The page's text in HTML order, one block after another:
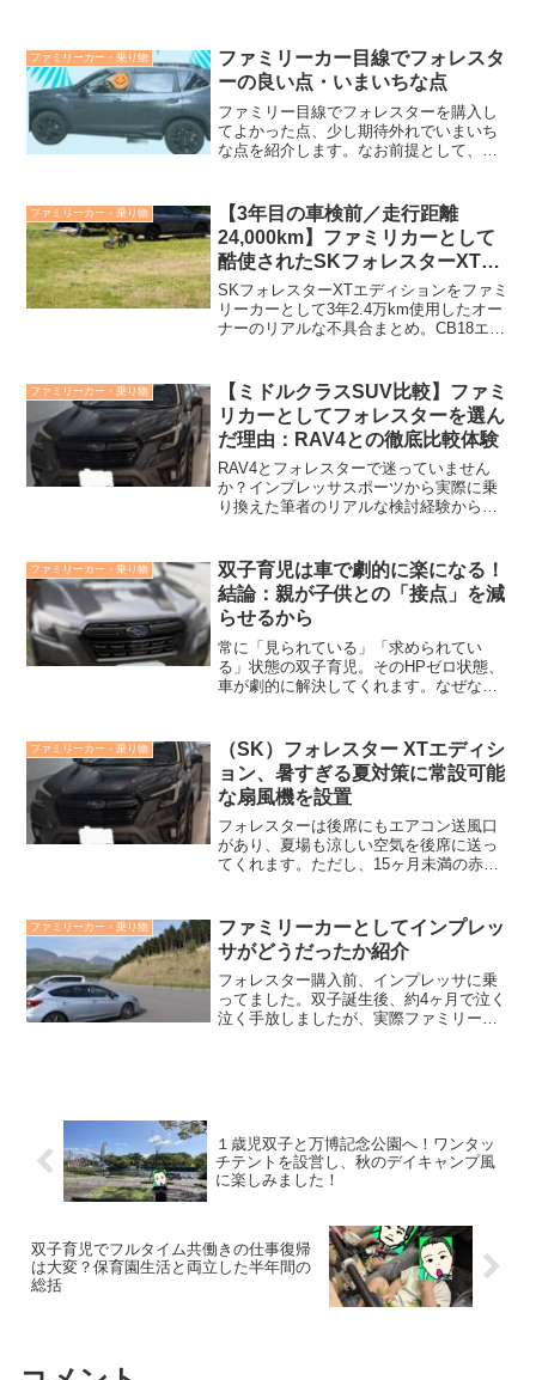
ファミリーカー・乗り物
ファミリーカー目線でフォレスタ
ーの良い点・いまいちな点
ファミリー目線でフォレスターを購入し
てよかった点、少し期待外れでいまいち
な点を紹介します。なお前提として、最
1.8lターボモデルです。
ファミリーカー・乗り物
【3年目の車検前／走行距離
24,000km】ファミリカーとして
酷使されたSKフォレスターXTエ
ディション、不具合まとめ
SKフォレスターXTエディションをファミ
リーカーとして3年2.4万km使用したオー
ナーのリアルな不具合まとめ。CB18エン
説。エンジン載せ替えで痛感した保証の
重要性も。
ファミリーカー・乗り物
【ミドルクラスSUV比較】ファミ
リカーとしてフォレスターを選ん
だ理由：RAV4との徹底比較体験
RAV4とフォレスターで迷っていません
か？インプレッサスポーツから実際に乗
り換えた筆者のリアルな検討経験から、
さなど、カタログにはないリアルな体験
談を語ります。
ファミリーカー・乗り物
双子育児は車で劇的に楽になる！
結論：親が子供との「接点」を減
らせるから
常に「見られている」「求められてい
る」状態の双子育児。そのHPゼロ状態、
車が劇的に解決してくれます。なぜな
な体験が、なぜ親を楽にさせるのか。そ
の具体的な理由を、ここから詳しくまと
めていきます。
ファミリーカー・乗り物
（SK）フォレスター XTエディシ
ョン、暑すぎる夏対策に常設可能
な扇風機を設置
フォレスターは後席にもエアコン送風口
があり、夏場も涼しい空気を後席に送っ
てくれます。ただし、15ヶ月未満の赤ち
ンの恩恵をあまり受けられず、長時間移
動した際、車から降りたとき蒸れにくい
仕様のはずなのに背中側はホッカホカ。
なんとか夏場のお出かけをより快適環境
にできないかと思い考えた結果、車載用
扇風機を導入しエアコンの涼しい空気の
ファミリーカー・乗り物
ファミリーカーとしてインプレッ
サがどうだったか紹介
フォレスター購入前、インプレッサに乗
ってました。双子誕生後、約4ヶ月で泣く
泣く手放しましたが、実際ファミリーカ
前提として、僕が乗っていたインプレッ
サは最新式ではなく（記事作成時点で
2023年〜）、2016年〜式の前世代のイン
プレッサスポーツとなってます。
１歳児双子と万博記念公園へ！ワンタッ
チテントを設営し、秋のデイキャンプ風
に楽しみました！
双子育児でフルタイム共働きの仕事復帰
は大変？保育園生活と両立した半年間の
総括